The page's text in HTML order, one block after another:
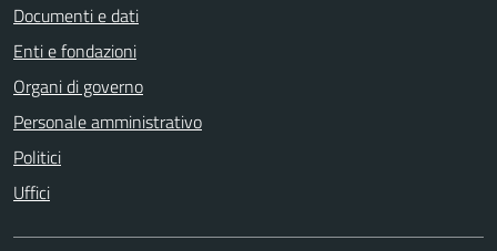
Documenti e dati
Enti e fondazioni
Organi di governo
Personale amministrativo
Politici
Uffici